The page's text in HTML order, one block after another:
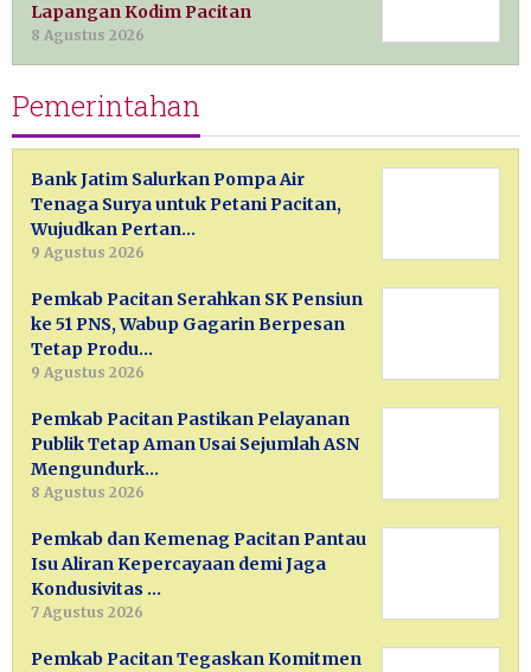
Lapangan Kodim Pacitan
8 Agustus 2026
Pemerintahan
Bank Jatim Salurkan Pompa Air
Tenaga Surya untuk Petani Pacitan,
Wujudkan Pertan…
9 Agustus 2026
Pemkab Pacitan Serahkan SK Pensiun
ke 51 PNS, Wabup Gagarin Berpesan
Tetap Produ…
9 Agustus 2026
Pemkab Pacitan Pastikan Pelayanan
Publik Tetap Aman Usai Sejumlah ASN
Mengundurk…
8 Agustus 2026
Pemkab dan Kemenag Pacitan Pantau
Isu Aliran Kepercayaan demi Jaga
Kondusivitas …
7 Agustus 2026
Pemkab Pacitan Tegaskan Komitmen